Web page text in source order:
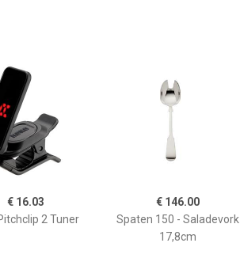
€ 16.03
2 Tuner
€ 146.00
Spaten 150 - Saladevork
17,8cm